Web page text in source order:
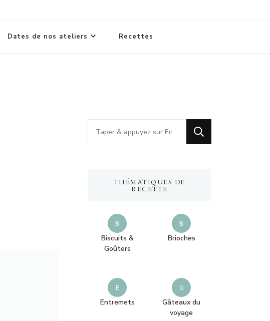
Dates de nos ateliers Recettes
o
THÉMATIQUES DE
RECETTE
B
Biscuits &
Goûters
B
Brioches
E
Entremets
G
Gâteaux du
voyage